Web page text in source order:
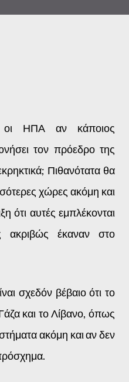
ΗΠΑ αν κάποιος
τον πρόεδρο της
Πιθανότατα θα
χώρες ακόμη και
ότι αυτές εμπλέκονται
έκαναν στο
σχεδόν βέβαιο ότι το
και το Λίβανο, όπως
ακόμη και αν δεν